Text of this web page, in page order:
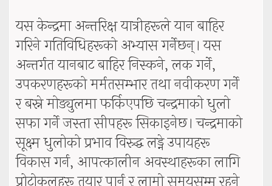
यस केन्द्रमा अन्तरिक्ष यात्रीहरूले यान बाहिर
गरिने गतिविधिहरूको अभ्यास गर्नेछन्। यस
अन्तर्गत यानबाट बाहिर निस्कने, लक गर्ने,
उपकरणहरूको मर्मतसम्भार तथा नवीकरण गर्ने
र बस्ने मोड्युलमा फर्किएपछि चन्द्रमाको धुलो
सफा गर्ने जस्ता सीपहरू सिकाइनेछ। चन्द्रमाको
सूक्ष्म धुलोको प्रभाव विरुद्ध लड्ने उपायहरू
विकास गर्न, आपत्कालीन अवस्थाहरूका लागि